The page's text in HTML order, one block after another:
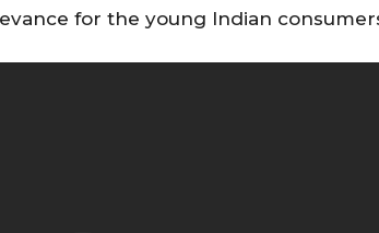
for the young Indian